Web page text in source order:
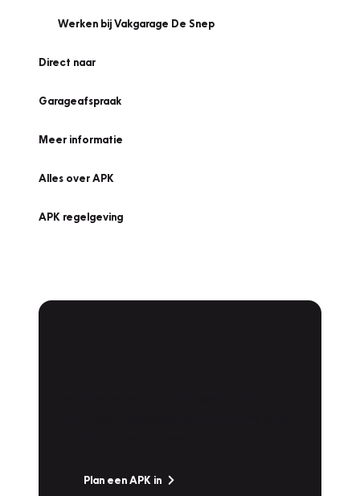
Werken bij Vakgarage De Snep
Direct naar
Garageafspraak
Meer informatie
Alles over APK
APK regelgeving
Plan een APK in